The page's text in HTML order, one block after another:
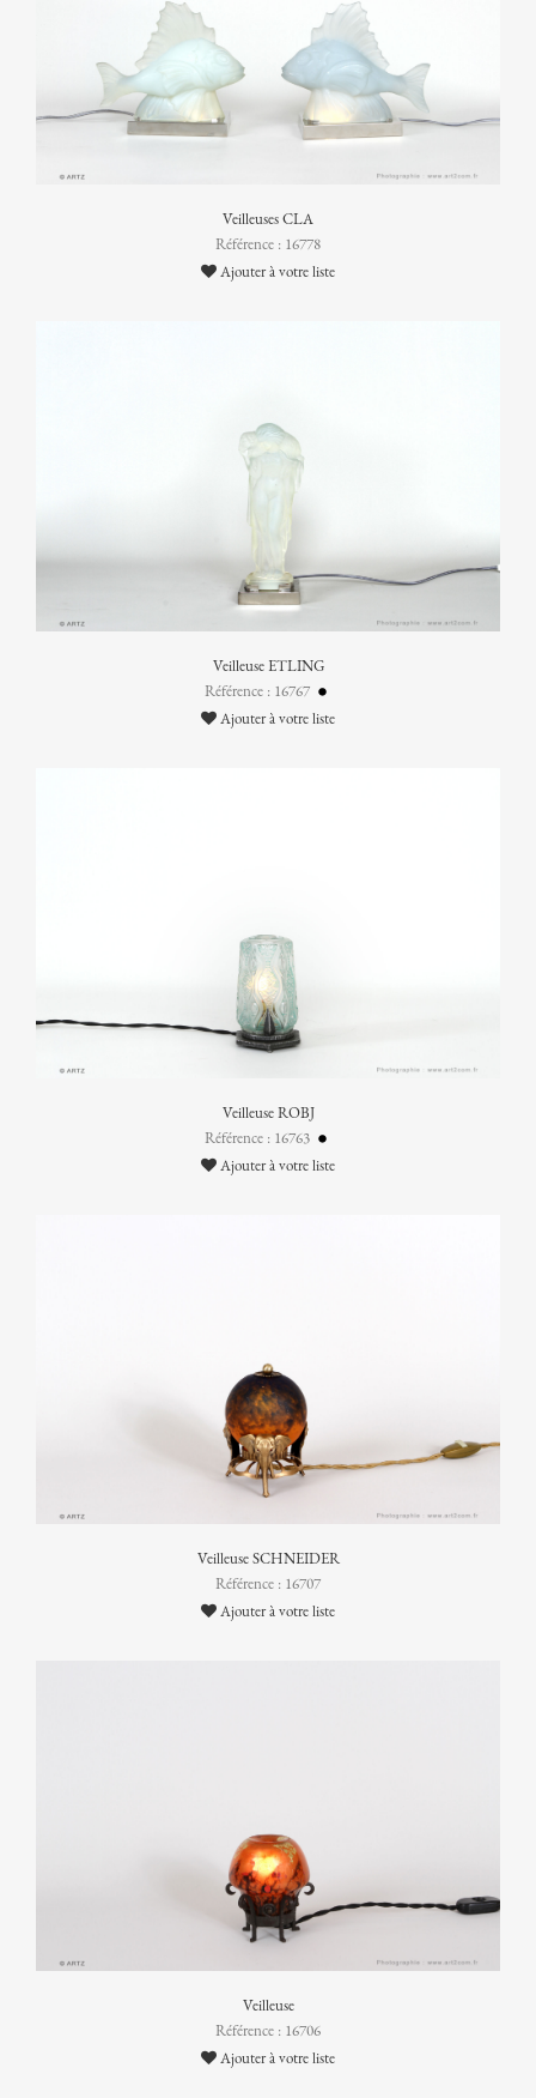
Veilleuses CLA
Référence : 16778
Ajouter à votre liste
Veilleuse ETLING
Référence : 16767
Ajouter à votre liste
Veilleuse ROBJ
Référence : 16763
Ajouter à votre liste
Veilleuse SCHNEIDER
Référence : 16707
Ajouter à votre liste
Veilleuse
Référence : 16706
Ajouter à votre liste